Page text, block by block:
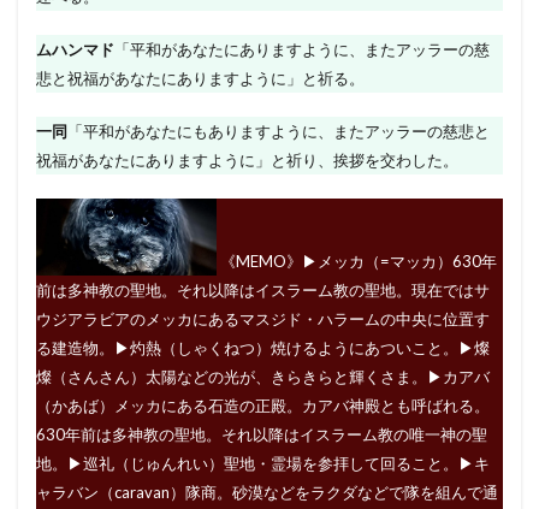
ムハンマド 「平和があなたにありますように、またアッラーの慈
悲と祝福があなたにありますように」と祈る。
一同 「平和があなたにもありますように、またアッラーの慈悲と
祝福があなたにありますように」と祈り、挨拶を交わした。
《MEMO》▶︎メッカ（=マッカ）630年
前は多神教の聖地。それ以降はイスラーム教の聖地。現在ではサ
ウジアラビアのメッカにあるマスジド・ハラームの中央に位置す
る建造物。▶︎灼熱（しゃくねつ）焼けるようにあついこと。▶︎燦
燦（さんさん）太陽などの光が、きらきらと輝くさま。▶︎カアバ
（かあば）メッカにある石造の正殿。カアバ神殿とも呼ばれる。
630年前は多神教の聖地。それ以降はイスラーム教の唯一神の聖
地。▶︎巡礼（じゅんれい）聖地・霊場を参拝して回ること。▶︎キ
ャラバン（caravan）隊商。砂漠などをラクダなどで隊を組んで通